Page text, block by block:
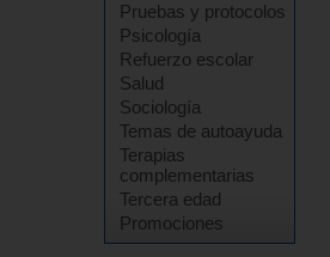
Pruebas y protocolos
Psicología
Refuerzo escolar
Salud
Sociología
Temas de autoayuda
Terapias
complementarias
Tercera edad
Promociones